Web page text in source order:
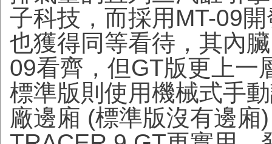
子科技，而採用MT-09
也獲得同等看待，其內
09看齊，但GT版更上一
標準版則使用機械式手
廠邊廂 (標準版沒有邊